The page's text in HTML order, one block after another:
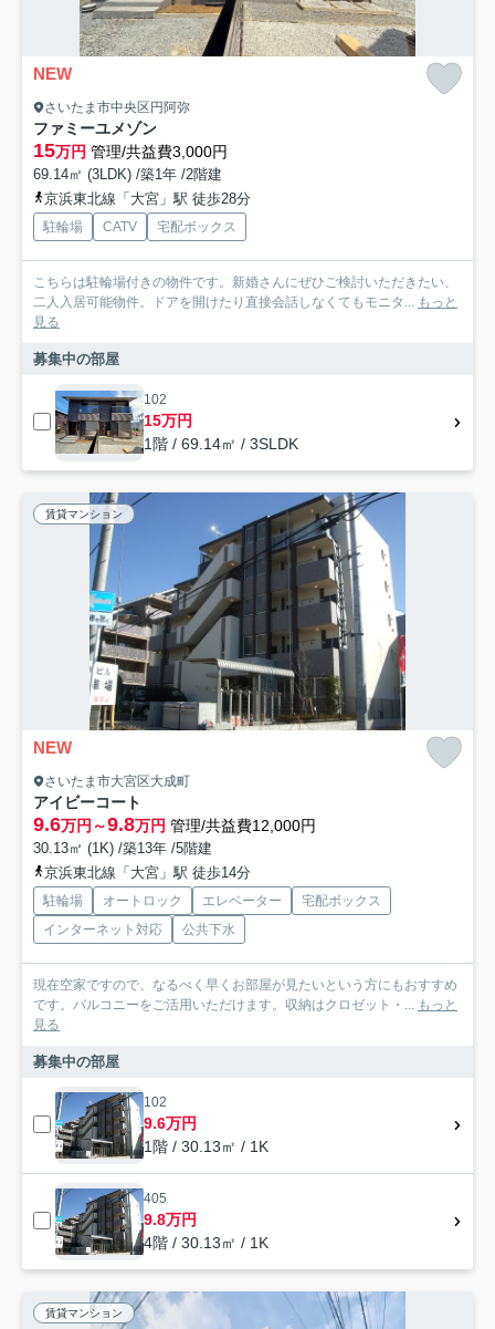
NEW
さいたま市中央区円阿弥
ファミーユメゾン
15万円 管理/共益費3,000円
69.14㎡ (3LDK) /築1年 /2階建
京浜東北線「大宮」駅 徒歩28分
駐輪場 CATV 宅配ボックス
こちらは駐輪場付きの物件です。新婚さんにぜひご検討いただきたい、
二人入居可能物件。ドアを開けたり直接会話しなくてもモニタ...
もっと
見る
募集中の部屋
102
15万円
1階 / 69.14㎡ / 3SLDK
賃貸マンション
NEW
さいたま市大宮区大成町
アイビーコート
9.6万円～9.8万円 管理/共益費12,000円
30.13㎡ (1K) /築13年 /5階建
京浜東北線「大宮」駅 徒歩14分
駐輪場 オートロック エレベーター
宅配ボックス
インターネット対応
公共下水
現在空家ですので、なるべく早くお部屋が見たいという方にもおすすめ
です。バルコニーをご活用いただけます。収納はクロゼット・...
もっと
見る
募集中の部屋
102
9.6万円
1階 / 30.13㎡ / 1K
405
9.8万円
4階 / 30.13㎡ / 1K
賃貸マンション